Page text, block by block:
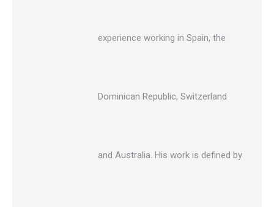
experience working in Spain, the
Dominican Republic, Switzerland
and Australia. His work is defined by